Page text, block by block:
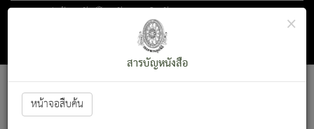
ตอน 1 ว่าด้วย สัตว์โลกกับจตุราริยสัจ
สารบัญ×
สารบัญหนังสือ
หน้าจอสืบค้น
Font :15 ]||